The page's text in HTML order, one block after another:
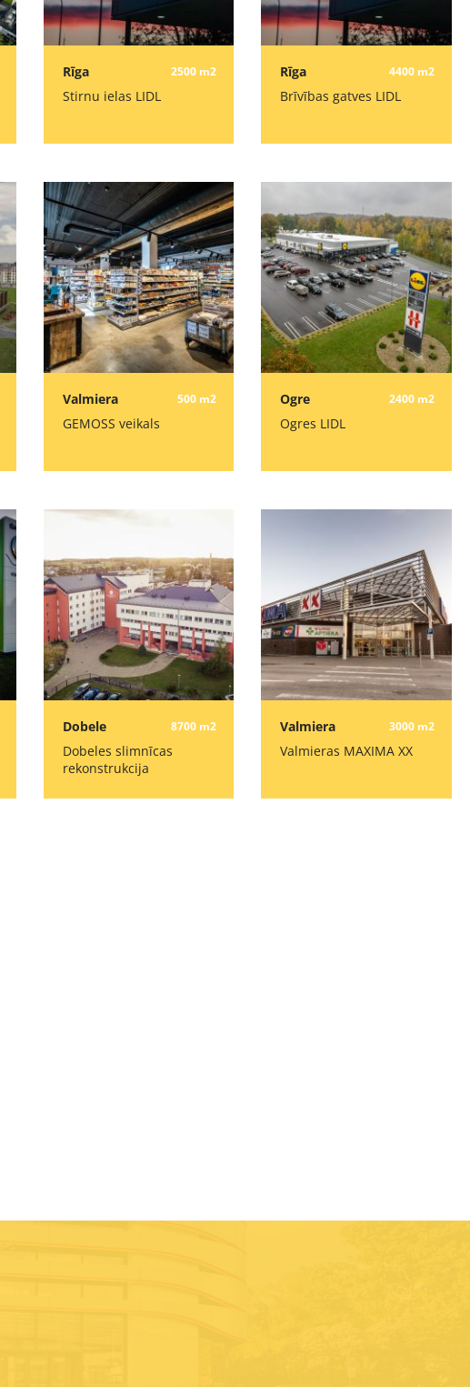
Rīga 2500 m2
Stirnu ielas LIDL
Rīga 4400 m2
Brīvības gatves LIDL
Valmiera 500 m2
GEMOSS veikals
Ogre 2400 m2
Ogres LIDL
Dobele 8700 m2
Dobeles slimnīcas
rekonstrukcija
Valmiera 3000 m2
Valmieras MAXIMA XX